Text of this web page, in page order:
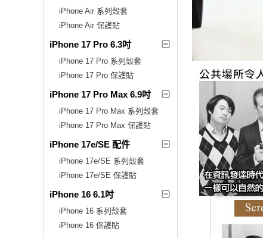
iPhone Air 系列殼套
iPhone Air 保護貼
iPhone 17 Pro 6.3吋
iPhone 17 Pro 系列殼套
iPhone 17 Pro 保護貼
iPhone 17 Pro Max 6.9吋
iPhone 17 Pro Max 系列殼套
iPhone 17 Pro Max 保護貼
iPhone 17e/SE 配件
iPhone 17e/SE 系列殼套
iPhone 17e/SE 保護貼
iPhone 16 6.1吋
iPhone 16 系列殼套
iPhone 16 保護貼